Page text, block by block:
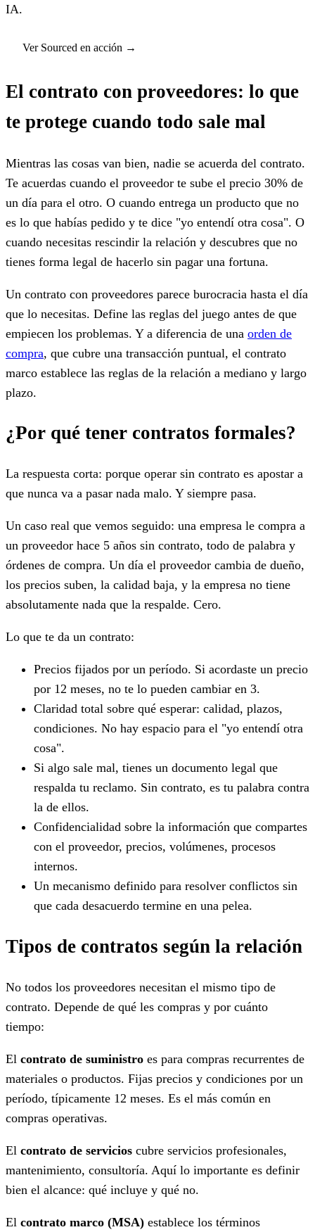
IA.
Ver Sourced en acción →
El contrato con proveedores: lo que
te protege cuando todo sale mal
Mientras las cosas van bien, nadie se acuerda del contrato.
Te acuerdas cuando el proveedor te sube el precio 30% de
un día para el otro. O cuando entrega un producto que no
es lo que habías pedido y te dice "yo entendí otra cosa". O
cuando necesitas rescindir la relación y descubres que no
tienes forma legal de hacerlo sin pagar una fortuna.
Un contrato con proveedores parece burocracia hasta el día
que lo necesitas. Define las reglas del juego antes de que
empiecen los problemas. Y a diferencia de una orden de
compra, que cubre una transacción puntual, el contrato
marco establece las reglas de la relación a mediano y largo
plazo.
¿Por qué tener contratos formales?
La respuesta corta: porque operar sin contrato es apostar a
que nunca va a pasar nada malo. Y siempre pasa.
Un caso real que vemos seguido: una empresa le compra a
un proveedor hace 5 años sin contrato, todo de palabra y
órdenes de compra. Un día el proveedor cambia de dueño,
los precios suben, la calidad baja, y la empresa no tiene
absolutamente nada que la respalde. Cero.
Lo que te da un contrato:
Precios fijados por un período. Si acordaste un precio
por 12 meses, no te lo pueden cambiar en 3.
Claridad total sobre qué esperar: calidad, plazos,
condiciones. No hay espacio para el "yo entendí otra
cosa".
Si algo sale mal, tienes un documento legal que
respalda tu reclamo. Sin contrato, es tu palabra contra
la de ellos.
Confidencialidad sobre la información que compartes
con el proveedor, precios, volúmenes, procesos
internos.
Un mecanismo definido para resolver conflictos sin
que cada desacuerdo termine en una pelea.
Tipos de contratos según la relación
No todos los proveedores necesitan el mismo tipo de
contrato. Depende de qué les compras y por cuánto
tiempo:
El contrato de suministro es para compras recurrentes de
materiales o productos. Fijas precios y condiciones por un
período, típicamente 12 meses. Es el más común en
compras operativas.
El contrato de servicios cubre servicios profesionales,
mantenimiento, consultoría. Aquí lo importante es definir
bien el alcance: qué incluye y qué no.
El contrato marco (MSA) establece los términos